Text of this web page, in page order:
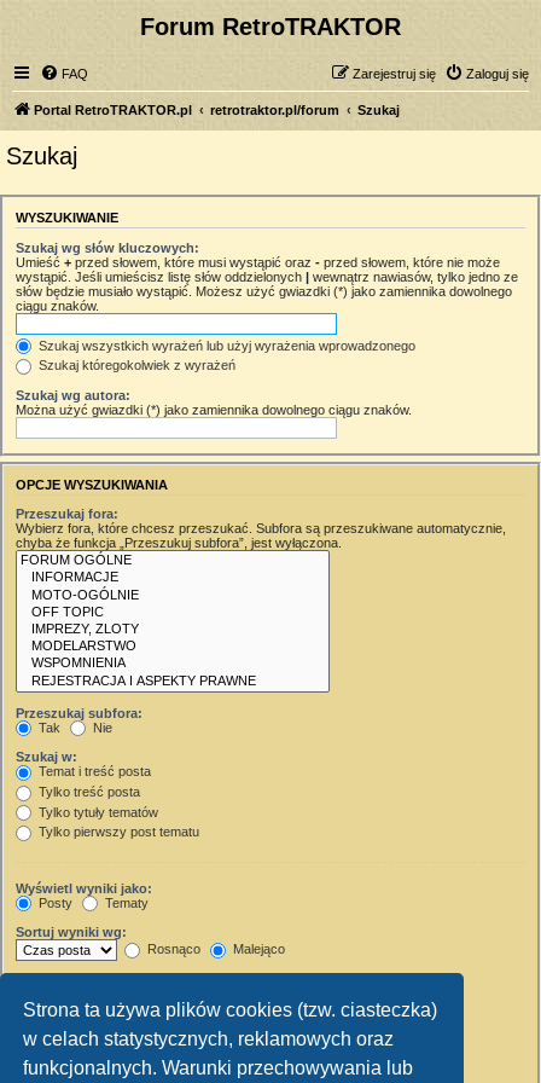
Strona ta używa plików cookies (tzw. ciasteczka)
w celach statystycznych, reklamowych oraz
funkcjonalnych. Warunki przechowywania lub
Forum RetroTRAKTOR
FAQ Zaloguj się
Zarejestruj się
Portal RetroTRAKTOR.pl retrotraktor.pl/forum Szukaj
Szukaj
WYSZUKIWANIE
Szukaj wg słów kluczowych:
Umieść + przed słowem, które musi wystąpić oraz - przed słowem, które nie może
wystąpić. Jeśli umieścisz listę słów oddzielonych | wewnątrz nawiasów, tylko jedno ze
słów będzie musiało wystąpić. Możesz użyć gwiazdki (*) jako zamiennika dowolnego
ciągu znaków.
Szukaj wszystkich wyrażeń lub użyj wyrażenia wprowadzonego
Szukaj któregokolwiek z wyrażeń
Szukaj wg autora:
Można użyć gwiazdki (*) jako zamiennika dowolnego ciągu znaków.
OPCJE WYSZUKIWANIA
Przeszukaj fora:
Wybierz fora, które chcesz przeszukać. Subfora są przeszukiwane automatycznie,
chyba że funkcja „Przeszukuj subfora”, jest wyłączona.
Przeszukaj subfora:
Tak
Nie
Szukaj w:
Temat i treść posta
Tylko treść posta
Tylko tytuły tematów
Tylko pierwszy post tematu
Wyświetl wyniki jako:
Posty
Tematy
Sortuj wyniki wg:
Rosnąco
Malejąco
Wyświetl pierwsze:
Ustaw 0, aby wyświetlić cały post.
znaków w poście